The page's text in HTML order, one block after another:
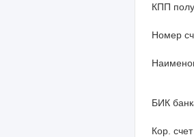
КПП
Номер
БИК
Кор.